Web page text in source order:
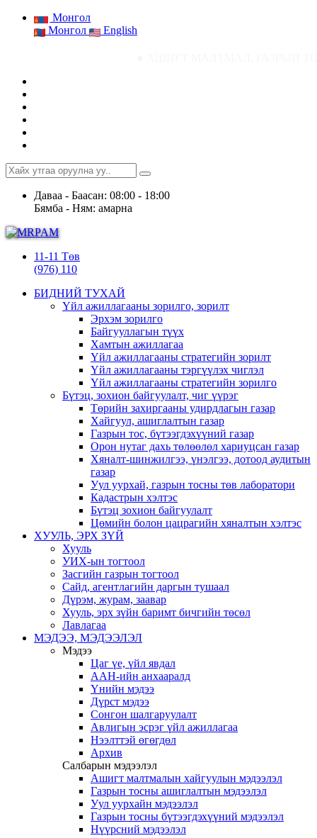
Монгол
Монгол
English
Даваа - Баасан: 08:00 - 18:00
Бямба - Ням: амарна
11-11 Төв
(976) 110
БИДНИЙ ТУХАЙ
Үйл ажиллагааны зорилго, зорилт
Эрхэм зорилго
Байгууллагын түүх
Хамтын ажиллагаа
Үйл ажиллагааны стратегийн зорилт
Үйл ажиллагааны тэргүүлэх чиглэл
Үйл ажиллагааны стратегийн зорилго
Бүтэц, зохион байгуулалт, чиг үүрэг
Төрийн захиргааны удирдлагын газар
Хайгуул, ашиглалтын газар
Газрын тос, бүтээгдэхүүний газар
Орон нутаг дахь төлөөлөл хариуцсан газар
Хяналт-шинжилгээ, үнэлгээ, дотоод аудитын
газар
Уул уурхай, газрын тосны төв лаборатори
Кадастрын хэлтэс
Бүтэц зохион байгуулалт
Цөмийн болон цацрагийн хяналтын хэлтэс
ХУУЛЬ, ЭРХ ЗҮЙ
Хууль
УИХ-ын тогтоол
Засгийн газрын тогтоол
Сайд, агентлагийн даргын тушаал
Дүрэм, журам, заавар
Хууль, эрх зүйн баримт бичгийн төсөл
Лавлагаа
МЭДЭЭ, МЭДЭЭЛЭЛ
Мэдээ
Цаг үе, үйл явдал
ААН-ийн анхааралд
Үнийн мэдээ
Дүрст мэдээ
Сонгон шалгаруулалт
Авлигын эсрэг үйл ажиллагаа
Нээлттэй өгөгдөл
Архив
Салбарын мэдээлэл
Ашигт малтмалын хайгуулын мэдээлэл
Газрын тосны ашиглалтын мэдээлэл
Уул уурхайн мэдээлэл
Газрын тосны бүтээгдэхүүний мэдээлэл
Нүүрсний мэдээлэл